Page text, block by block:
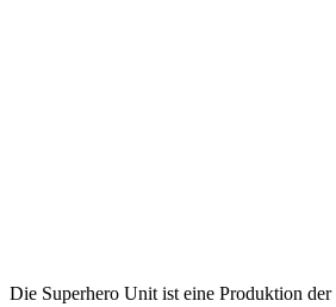
Die Superhero Unit ist eine Produktion der